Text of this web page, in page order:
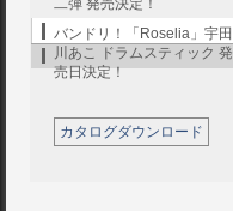
二弾 発売決定！
バンドリ！「Roselia」宇田
川あこ ドラムスティック 発
売日決定！
カタログダウンロード